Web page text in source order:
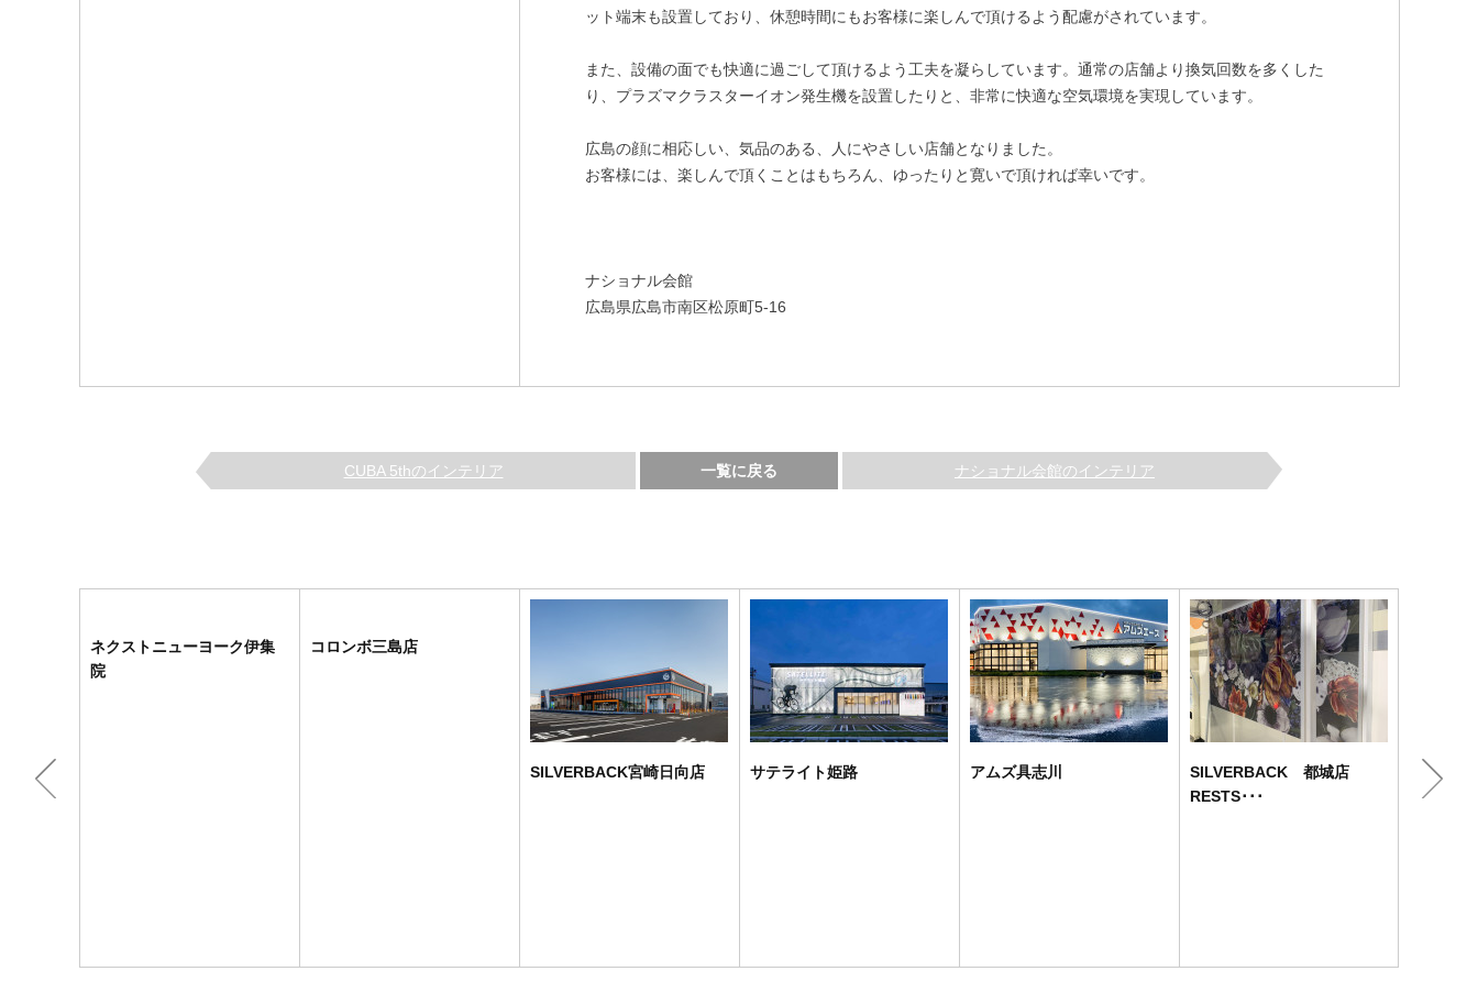
ット端末も設置しており、休憩時間にもお客様に楽しんで頂けるよう配慮がされています。
また、設備の面でも快適に過ごして頂けるよう工夫を凝らしています。通常の店舗より換気回数を多くした
り、プラズマクラスターイオン発生機を設置したりと、非常に快適な空気環境を実現しています。
広島の顔に相応しい、気品のある、人にやさしい店舗となりました。
お客様には、楽しんで頂くことはもちろん、ゆったりと寛いで頂ければ幸いです。
ナショナル会館
広島県広島市南区松原町5-16
CUBA 5thのインテリア 一覧に戻る ナショナル会館のインテリア
ネクストニューヨーク伊集
院
コロンボ三島店
SILVERBACK宮崎日向店 サテライト姫路 アムズ具志川
SILVERBACK 都城店
RESTS･･･
シルバ